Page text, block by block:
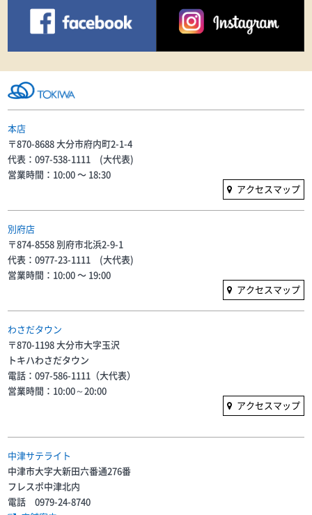
本店
〒870-8688 大分市府内町2-1-4
代表：097-538-1111 (大代表)
営業時間：10:00 〜 18:30
アクセスマップ
別府店
〒874-8558 別府市北浜2-9-1
代表：0977-23-1111 (大代表)
営業時間：10:00 〜 19:00
アクセスマップ
わさだタウン
〒870-1198 大分市大字玉沢
トキハわさだタウン
電話：097-586-1111（大代表）
営業時間：10:00～20:00
アクセスマップ
中津サテライト
中津市大字大新田六番通276番
フレスポ中津北内
電話 0979-24-8740